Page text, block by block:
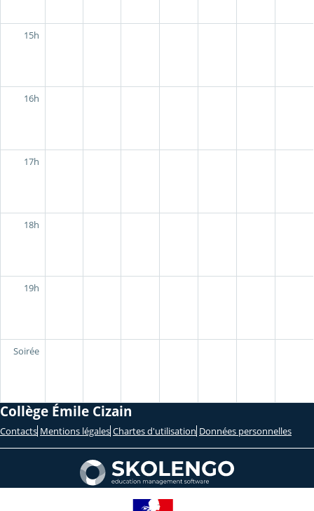
15h
16h
17h
18h
19h
Soirée
Collège Émile Cizain
Contacts Mentions légales Chartes d'utilisation Données personnelles